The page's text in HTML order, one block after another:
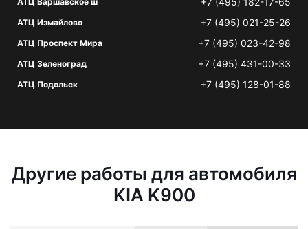
АТЦ Измайлово +7 (495) 021-25-26
АТЦ Проспект Мира +7 (495) 023-42-98
АТЦ Зеленоград +7 (495) 431-00-33
АТЦ Подольск +7 (495) 128-01-88
Другие работы для автомобиля
KIA K900